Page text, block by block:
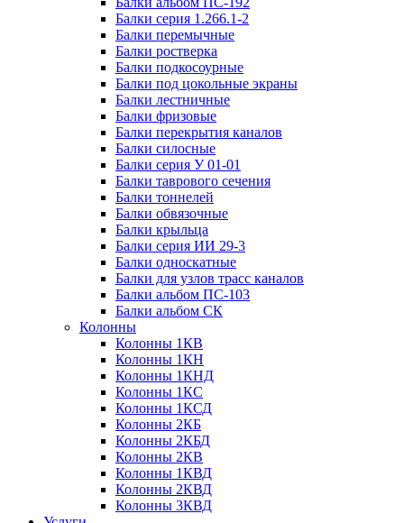
Балки серия 1.266.1-2
Балки перемычные
Балки ростверка
Балки подкосоурные
Балки под цокольные экраны
Балки лестничные
Балки фризовые
Балки перекрытия каналов
Балки силосные
Балки серия У 01-01
Балки таврового сечения
Балки тоннелей
Балки обвязочные
Балки крыльца
Балки серия ИИ 29-3
Балки односкатные
Балки для узлов трасс каналов
Балки альбом ПС-103
Балки альбом СК
Колонны
Колонны 1КВ
Колонны 1КН
Колонны 1КНД
Колонны 1КС
Колонны 1КСД
Колонны 2КБ
Колонны 2КБД
Колонны 2КВ
Колонны 1КВД
Колонны 2КВД
Колонны 3КВД